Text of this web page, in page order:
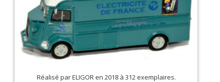
Réalisé par ELIGOR en 2018 à 312 exemplaires.